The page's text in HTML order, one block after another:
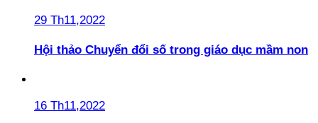
29 Th11,2022
Hội thảo Chuyển đổi số trong giáo dục mầm non
16 Th11,2022